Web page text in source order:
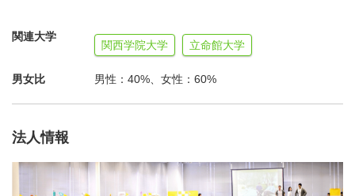
通年で動いている業務は④福祉法人と学生とを結びつける
出展いただく法人様を募集したり、参加学生広報をしたり
関連大学
関西学院大学 立命館大学
男女比 男性：40%、女性：60%
法人情報